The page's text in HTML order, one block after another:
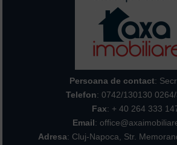
Persoana de contact:
Telefon: 0742/130130
Fax: + 40 264 333
Email:
Adresa: Cluj-Napoca, Str.